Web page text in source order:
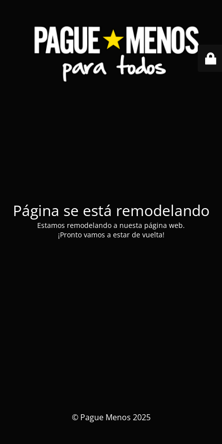
Página se está remodelando
Estamos remodelando a nuesta página web.
¡Pronto vamos a estar de vuelta!
© Pague Menos 2025